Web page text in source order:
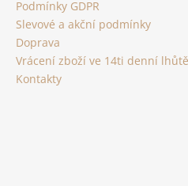
Podmínky GDPR
Slevové a akční podmínky
Doprava
Vrácení zboží ve 14ti denní
Kontakty